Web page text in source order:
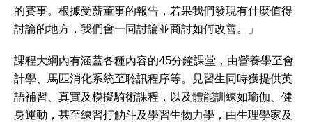
的賽事。根據受薪董事的報告，若果我們發現有什麼值得
討論的地方，我們會一同討論並商討如何改善。」
課程大綱內有涵蓋各種內容的45分鐘課堂，由營養學至會
計學、馬匹消化系統至聆訊程序等。見習生同時獲提供英
語補習、真實及模擬騎術課程，以及體能訓練如瑜伽、健
身運動，甚至練習打觔斗及學習生物力學，由生理學家及